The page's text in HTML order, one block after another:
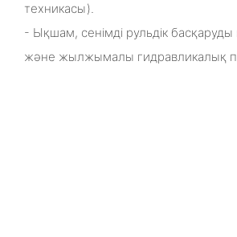
техникасы).
- Ықшам, сенімді рульдік
және жылжымалы гидравликалық